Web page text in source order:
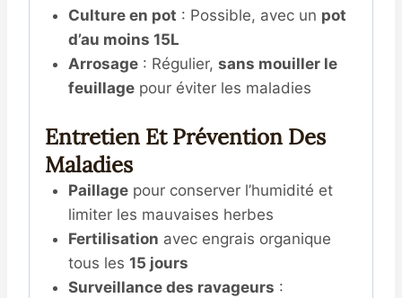
Culture en pot : Possible, avec un pot
d’au moins 15L
Arrosage: Régulier, sans mouiller le
feuillagepour éviter les maladies
Entretien Et Prévention Des
Maladies
Paillagepour conserver l’humidité et
limiter les mauvaises herbes
Fertilisation avec engrais organique
tous les 15 jours
Surveillance des ravageurs :